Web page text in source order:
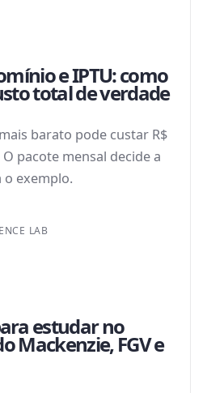
e IPTU: como
total de verdade
barato pode custar R$
pacote mensal decide a
exemplo.
LAB
estudar no
Mackenzie, FGV e